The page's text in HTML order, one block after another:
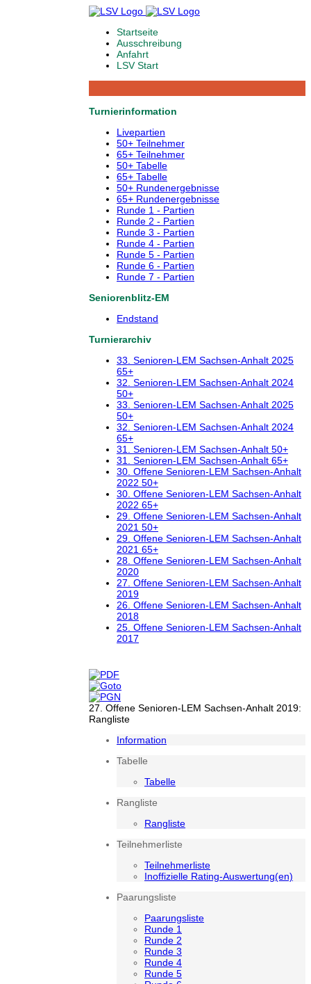
Startseite
Ausschreibung
Anfahrt
LSV Start
Turnierinformation
Livepartien
50+ Teilnehmer
65+ Teilnehmer
50+ Tabelle
65+ Tabelle
50+ Rundenergebnisse
65+ Rundenergebnisse
Runde 1 - Partien
Runde 2 - Partien
Runde 3 - Partien
Runde 4 - Partien
Runde 5 - Partien
Runde 6 - Partien
Runde 7 - Partien
Seniorenblitz-EM
Endstand
Turnierarchiv
33. Senioren-LEM Sachsen-Anhalt 2025
65+
32. Senioren-LEM Sachsen-Anhalt 2024
50+
33. Senioren-LEM Sachsen-Anhalt 2025
50+
32. Senioren-LEM Sachsen-Anhalt 2024
65+
31. Senioren-LEM Sachsen-Anhalt 50+
31. Senioren-LEM Sachsen-Anhalt 65+
30. Offene Senioren-LEM Sachsen-Anhalt
2022 50+
30. Offene Senioren-LEM Sachsen-Anhalt
2022 65+
29. Offene Senioren-LEM Sachsen-Anhalt
2021 50+
29. Offene Senioren-LEM Sachsen-Anhalt
2021 65+
28. Offene Senioren-LEM Sachsen-Anhalt
2020
27. Offene Senioren-LEM Sachsen-Anhalt
2019
26. Offene Senioren-LEM Sachsen-Anhalt
2018
25. Offene Senioren-LEM Sachsen-Anhalt
2017
27. Offene Senioren-LEM Sachsen-Anhalt 2019:
Rangliste
Information
Tabelle
Tabelle
Rangliste
Rangliste
Teilnehmerliste
Teilnehmerliste
Inoffizielle Rating-Auswertung(en)
Paarungsliste
Paarungsliste
Runde 1
Runde 2
Runde 3
Runde 4
Runde 5